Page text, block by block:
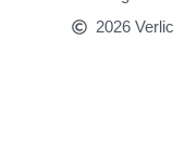
2026